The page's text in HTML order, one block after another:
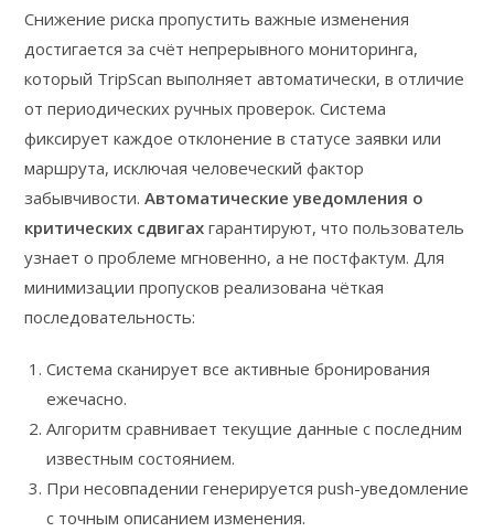
Снижение риска пропустить важные изменения
достигается за счёт непрерывного мониторинга,
который TripScan выполняет автоматически, в отличие
от периодических ручных проверок. Система
фиксирует каждое отклонение в статусе заявки или
маршрута, исключая человеческий фактор
забывчивости.Автоматические уведомления о
критических сдвигах гарантируют, что пользователь
узнает о проблеме мгновенно, а не постфактум. Для
минимизации пропусков реализована чёткая
последовательность:
Система сканирует все активные бронирования
ежечасно.
Алгоритм сравнивает текущие данные с последним
известным состоянием.
При несовпадении генерируется push-уведомление
с точным описанием изменения.